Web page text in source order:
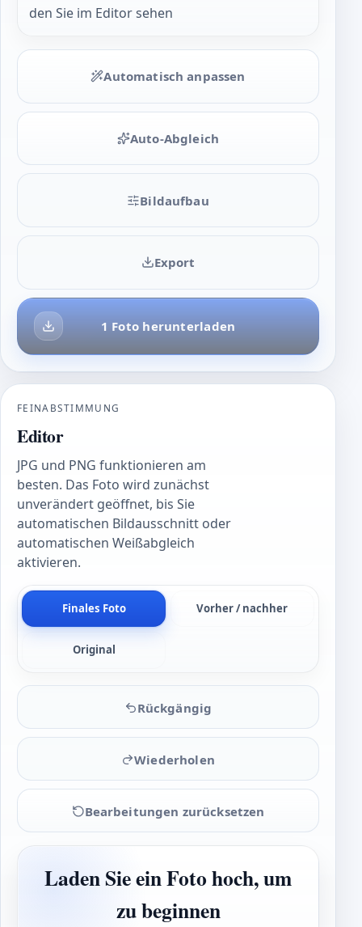
den Sie im Editor sehen
Automatisch anpassen
Auto-Abgleich
Bildaufbau
1 Foto herunterladen
Export
FEINABSTIMMUNG
Editor
JPG und PNG funktionieren am
besten. Das Foto wird zunächst
unverändert geöffnet, bis Sie
automatischen Bildausschnitt oder
automatischen Weißabgleich
aktivieren.
Finales Foto Vorher / nachher
Original
Rückgängig
Wiederholen
Bearbeitungen zurücksetzen
Laden Sie ein Foto hoch, um
zu beginnen